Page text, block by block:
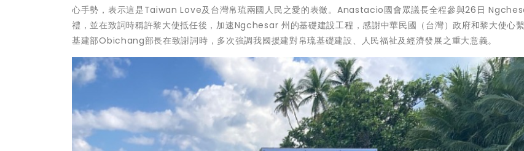
心手勢，表示這是Taiwan Love及台灣帛琉兩國人民之愛的表徵。Anastacio國會眾議長全程參與26日
禮，並在致詞時稱許黎大使抵任後，加速Ngchesar 州的基礎建設工程，感謝中華民國（台灣）政府和黎大使心繫
基建部Obichang部長在致謝詞時，多次強調我國援建對帛琉基礎建設、人民福祉及經濟發展之重大意義。